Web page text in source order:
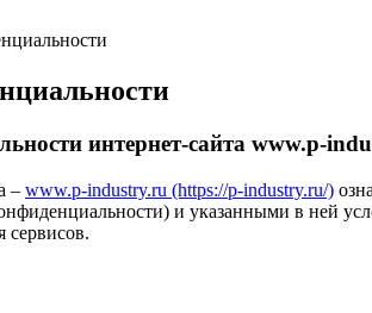
интернет-сайта www.p-
– www.p-industry.ru (https://p-industry.ru/)
и указанными в ней
сервисов.